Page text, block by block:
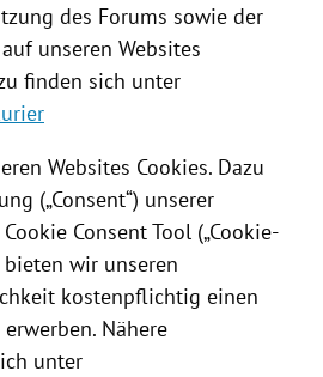
des Forums sowie der
unseren Websites
finden sich unter
Websites Cookies. Dazu
(„Consent“) unserer
Consent Tool („Cookie-
bieten wir unseren
kostenpflichtig einen
Nähere
unter